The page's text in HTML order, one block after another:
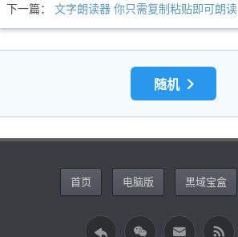
下一篇： 文字朗读器 你只需复制粘贴即可朗读
随机
首页 电脑版 黑域宝盒